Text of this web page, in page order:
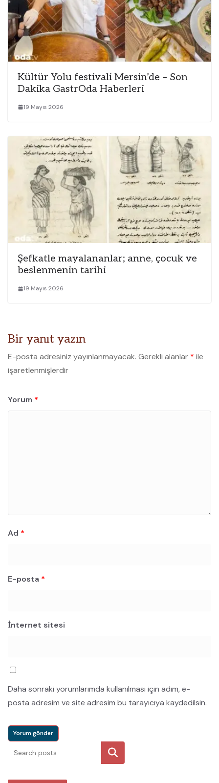
Kültür Yolu festivali Mersin’de – Son
Dakika GastrOda Haberleri
19 Mayıs 2026
Şefkatle mayalananlar; anne, çocuk ve
beslenmenin tarihi
19 Mayıs 2026
Bir yanıt yazın
E-posta adresiniz yayınlanmayacak. Gerekli alanlar * ile
işaretlenmişlerdir
Yorum *
Ad *
E-posta *
İnternet sitesi
Daha sonraki yorumlarımda kullanılması için adım, e-
posta adresim ve site adresim bu tarayıcıya kaydedilsin.
Ara